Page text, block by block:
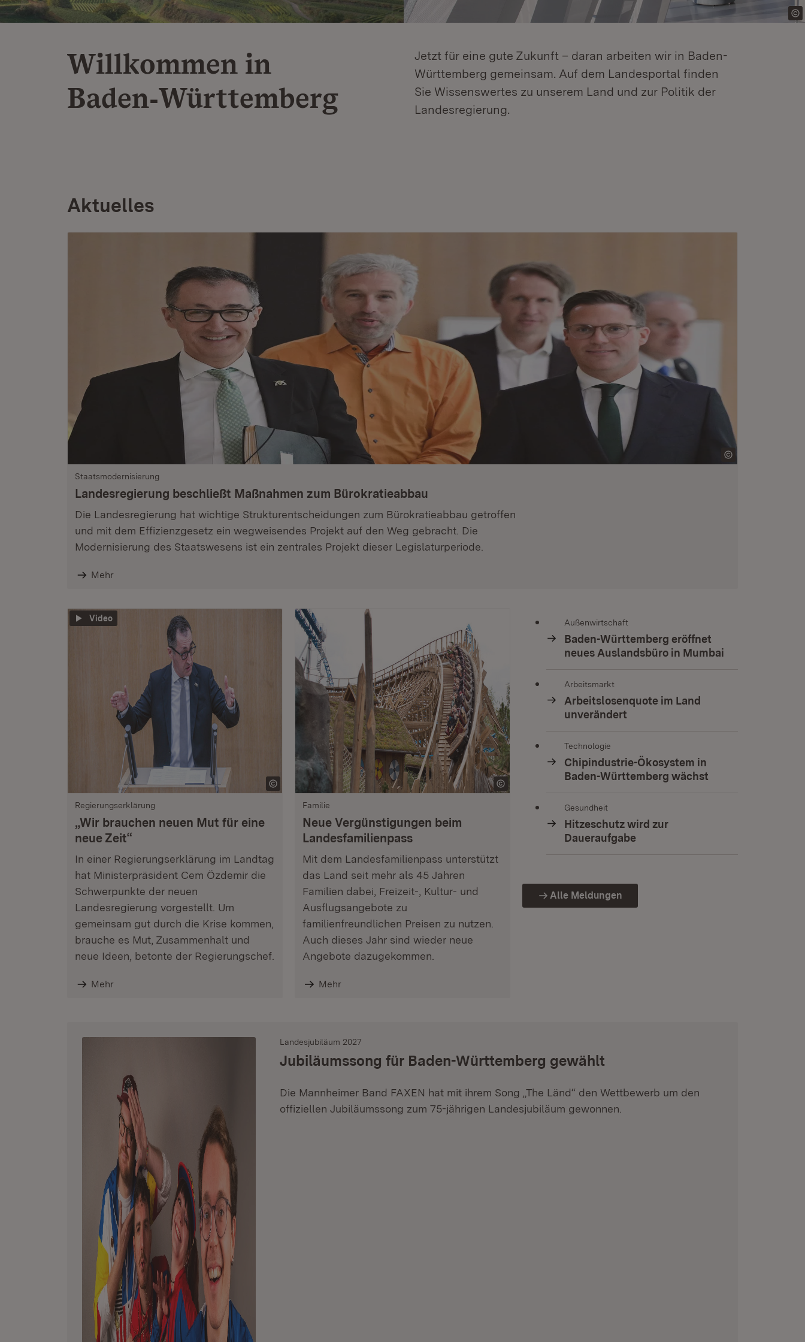
Willkommen in
Baden‑Württemberg
Jetzt für eine gute Zukunft – daran arbeiten wir in Baden-
Württemberg gemeinsam. Auf dem Landesportal finden
Sie Wissenswertes zu unserem Land und zur Politik der
Landesregierung.
Aktuelles
Staatsmodernisierung
Landesregierung beschließt Maßnahmen zum Bürokratieabbau
Die Landesregierung hat wichtige Strukturentscheidungen zum Bürokratieabbau getroffen
und mit dem Effizienzgesetz ein wegweisendes Projekt auf den Weg gebracht. Die
Modernisierung des Staatswesens ist ein zentrales Projekt dieser Legislaturperiode.
Mehr
Video
Regierungserklärung
„Wir brauchen neuen Mut für eine
neue Zeit“
In einer Regierungserklärung im Landtag
hat Ministerpräsident Cem Özdemir die
Schwerpunkte der neuen
Landesregierung vorgestellt. Um
gemeinsam gut durch die Krise kommen,
brauche es Mut, Zusammenhalt und
neue Ideen, betonte der Regierungschef.
Mehr
Familie
Neue Vergünstigungen beim
Landesfamilienpass
Mit dem Landesfamilienpass unterstützt
das Land seit mehr als 45 Jahren
Familien dabei, Freizeit-, Kultur- und
Ausflugsangebote zu
familienfreundlichen Preisen zu nutzen.
Auch dieses Jahr sind wieder neue
Angebote dazugekommen.
Mehr
Außenwirtschaft
Baden-Württemberg eröffnet
neues Auslandsbüro in Mumbai
Arbeitsmarkt
Arbeitslosenquote im Land
unverändert
Technologie
Chipindustrie-Ökosystem in
Baden-Württemberg wächst
Gesundheit
Hitzeschutz wird zur
Daueraufgabe
Alle Meldungen
Landesjubiläum 2027
Jubiläumssong für Baden-Württemberg gewählt
Die Mannheimer Band FAXEN hat mit ihrem Song „The Länd“ den Wettbewerb um den
offiziellen Jubiläumssong zum 75-jährigen Landesjubiläum gewonnen.